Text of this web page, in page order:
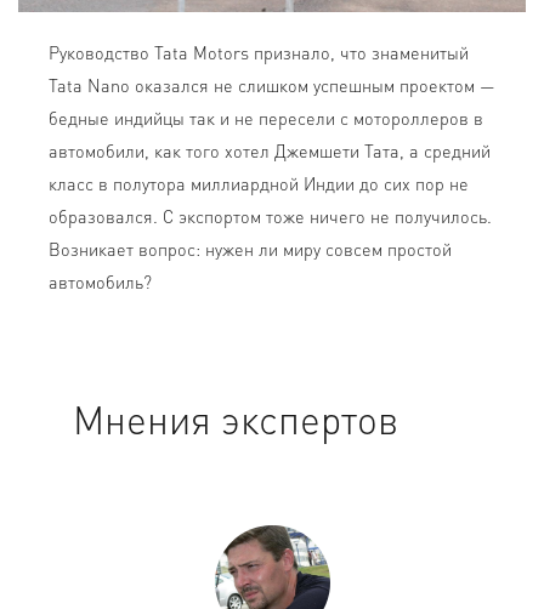
Руководство Tata Motors признало, что знаменитый
Tata Nano оказался не слишком успешным проектом —
бедные индийцы так и не пересели с мотороллеров в
автомобили, как того хотел Джемшети Тата, а средний
класс в полутора миллиардной Индии до сих пор не
образовался. С экспортом тоже ничего не получилось.
Возникает вопрос: нужен ли миру совсем простой
автомобиль?
Мнения экспертов